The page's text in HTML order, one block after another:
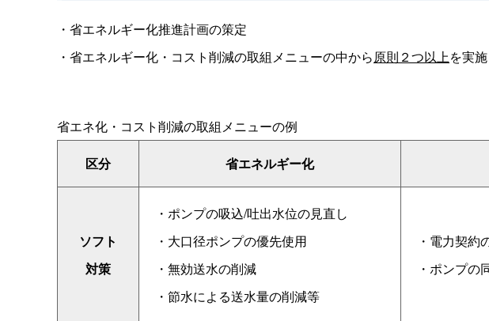
・省エネルギー化推進計画の策定
・省エネルギー化・コスト削減の取組メニューの中から原則２つ以上を実施
省エネ化・コスト削減の取組メニューの例
区分 省エネルギー化
ソフト
対策
・ポンプの吸込/吐出水位の見直し
・大口径ポンプの優先使用
・無効送水の削減
・節水による送水量の削減等
・電力契約
・ポンプの